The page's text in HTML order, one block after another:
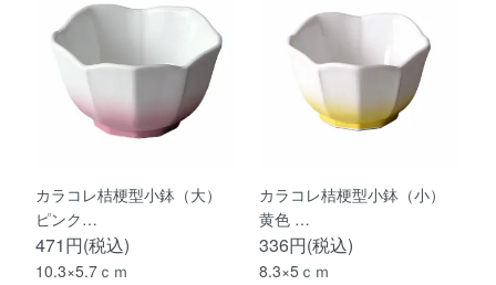
カラコレ桔梗型小鉢（大）
ピンク…
471円(税込)
10.3×5.7ｃｍ
カラコレ桔梗型小鉢（小）
黄色 …
336円(税込)
8.3×5ｃｍ